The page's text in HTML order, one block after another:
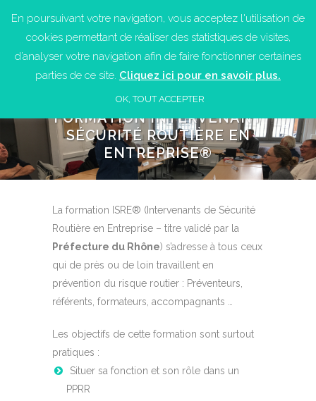
FORMATION INTERVENANT
SÉCURITÉ ROUTIÈRE EN
ENTREPRISE®
La formation ISRE® (Intervenants de Sécurité
Routière en Entreprise – titre validé par la
Préfecture du Rhône) s’adresse à tous ceux
qui de près ou de loin travaillent en
prévention du risque routier : Préventeurs,
référents, formateurs, accompagnants …
Les objectifs de cette formation sont surtout
pratiques :
Situer sa fonction et son rôle dans un
PPRR
En poursuivant votre navigation, vous acceptez l'utilisation de
cookies permettant de réaliser des statistiques de visites,
d’analyser votre navigation afin de faire fonctionner certaines
parties de ce site. Cliquez ici pour en savoir plus.
OK, TOUT ACCEPTER